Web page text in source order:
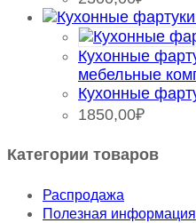
Кухонные
мебельные
Кухонные
1850,00₽
Категории товаров
Распродажа
Полезная информация